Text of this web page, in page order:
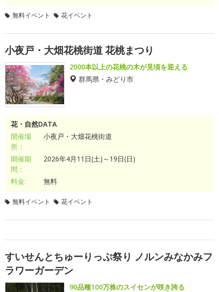
無料イベント 花イベント
小夜戸・大畑花桃街道 花桃まつり
2000本以上の花桃の木が見頃を迎える
群馬県・みどり市
花・自然DATA
開催場
所：
小夜戸・大畑花桃街道
開催期
間：
2026年4月11日(土)～19日(日)
料金: 無料
無料イベント 花イベント
すいせんとちゅーりっぷ祭り ノルンみなかみフ
ラワーガーデン
90品種100万株のスイセンが咲き誇る